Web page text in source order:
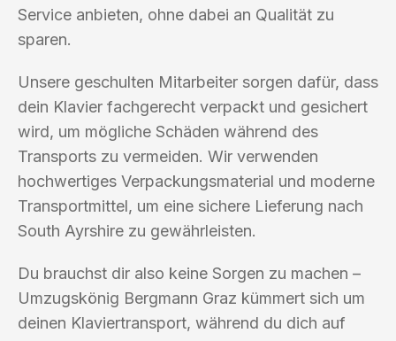
Service anbieten, ohne dabei an Qualität zu
sparen.
Unsere geschulten Mitarbeiter sorgen dafür, dass
dein Klavier fachgerecht verpackt und gesichert
wird, um mögliche Schäden während des
Transports zu vermeiden. Wir verwenden
hochwertiges Verpackungsmaterial und moderne
Transportmittel, um eine sichere Lieferung nach
South Ayrshire zu gewährleisten.
Du brauchst dir also keine Sorgen zu machen –
Umzugskönig Bergmann Graz kümmert sich um
deinen Klaviertransport, während du dich auf